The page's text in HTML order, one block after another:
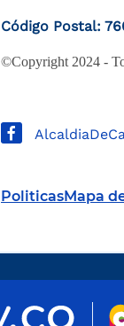
Código Postal:
©Copyright 2024 -
PoliticasMapa